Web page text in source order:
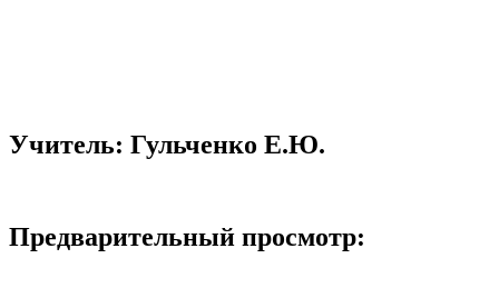
Учитель: Гульченко Е.Ю.
Предварительный просмотр: